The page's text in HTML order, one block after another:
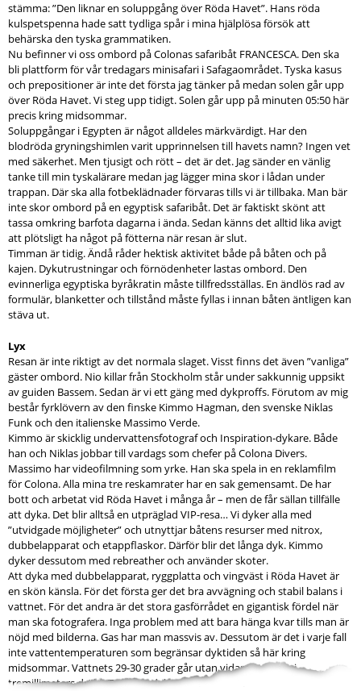
stämma: ”Den liknar en soluppgång över Röda Havet”. Hans röda
kulspetspenna hade satt tydliga spår i mina hjälplösa försök att
behärska den tyska grammatiken.
Nu befinner vi oss ombord på Colonas safaribåt FRANCESCA. Den ska
bli plattform för vår tredagars minisafari i Safagaområdet. Tyska kasus
och prepositioner är inte det första jag tänker på medan solen går upp
över Röda Havet. Vi steg upp tidigt. Solen går upp på minuten 05:50 här
precis kring midsommar.
Soluppgångar i Egypten är något alldeles märkvärdigt. Har den
blodröda gryningshimlen varit upprinnelsen till havets namn? Ingen vet
med säkerhet. Men tjusigt och rött – det är det. Jag sänder en vänlig
tanke till min tyskalärare medan jag lägger mina skor i lådan under
trappan. Där ska alla fotbeklädnader förvaras tills vi är tillbaka. Man bär
inte skor ombord på en egyptisk safaribåt. Det är faktiskt skönt att
tassa omkring barfota dagarna i ända. Sedan känns det alltid lika avigt
att plötsligt ha något på fötterna när resan är slut.
Timman är tidig. Ändå råder hektisk aktivitet både på båten och på
kajen. Dykutrustningar och förnödenheter lastas ombord. Den
evinnerliga egyptiska byråkratin måste tillfredsställas. En ändlös rad av
formulär, blanketter och tillstånd måste fyllas i innan båten äntligen kan
stäva ut.
Lyx
Resan är inte riktigt av det normala slaget. Visst finns det även ”vanliga”
gäster ombord. Nio killar från Stockholm står under sakkunnig uppsikt
av guiden Bassem. Sedan är vi ett gäng med dykproffs. Förutom av mig
består fyrklövern av den finske Kimmo Hagman, den svenske Niklas
Funk och den italienske Massimo Verde.
Kimmo är skicklig undervattensfotograf och Inspiration-dykare. Både
han och Niklas jobbar till vardags som chefer på Colona Divers.
Massimo har videofilmning som yrke. Han ska spela in en reklamfilm
för Colona. Alla mina tre reskamrater har en sak gemensamt. De har
bott och arbetat vid Röda Havet i många år – men de får sällan tillfälle
att dyka. Det blir alltså en utpräglad VIP-resa… Vi dyker alla med
”utvidgade möjligheter” och utnyttjar båtens resurser med nitrox,
dubbelapparat och etappflaskor. Därför blir det långa dyk. Kimmo
dyker dessutom med rebreather och använder skoter.
Att dyka med dubbelapparat, ryggplatta och vingväst i Röda Havet är
en skön känsla. För det första ger det bra avvägning och stabil balans i
vattnet. För det andra är det stora gasförrådet en gigantisk fördel när
man ska fotografera. Inga problem med att bara hänga kvar tills man är
nöjd med bilderna. Gas har man massvis av. Dessutom är det i varje fall
inte vattentemperaturen som begränsar dyktiden så här kring
midsommar. Vattnets 29-30 grader går utan vidare att klara i
tremillimeters dräkt. Trots att dyken ofta drar iväg...